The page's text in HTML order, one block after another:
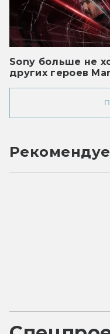
Sony больше не
других героев